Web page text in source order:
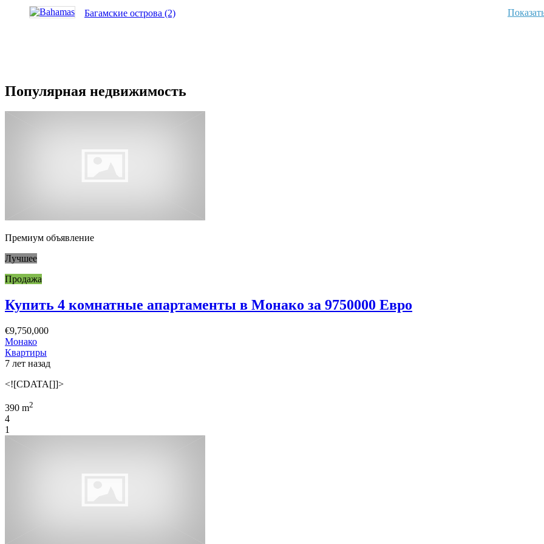
Багамские острова (2)
Популярная недвижимость
Премиум объявление
Лучшее
Продажа
Купить 4 комнатные апартаменты в Монако за 9750000 Евро
€9,750,000
Монако
Квартиры
7 лет назад
<![CDATA[]]>
390 m2
4
1